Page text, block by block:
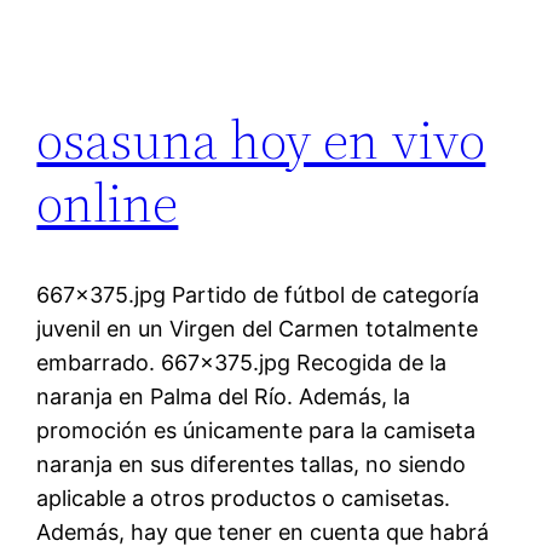
osasuna hoy en vivo
online
667×375.jpg Partido de fútbol de categoría
juvenil en un Virgen del Carmen totalmente
embarrado. 667×375.jpg Recogida de la
naranja en Palma del Río. Además, la
promoción es únicamente para la camiseta
naranja en sus diferentes tallas, no siendo
aplicable a otros productos o camisetas.
Además, hay que tener en cuenta que habrá